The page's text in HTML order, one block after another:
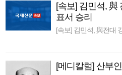
[속보] 김민석, 與
표서 승리
[속보] 김민석, 與전대
[메디칼럼] 산부